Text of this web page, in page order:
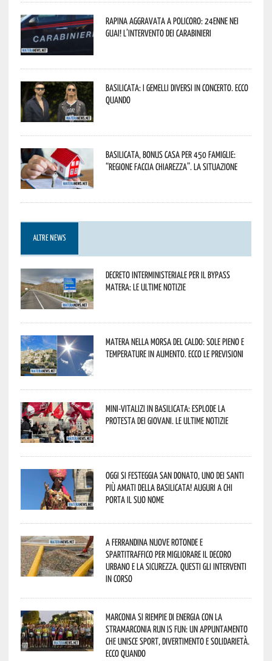
Rapina aggravata a Policoro: 24enne nei
guai! L’intervento dei Carabinieri
Basilicata: i Gemelli DiVersi in concerto. Ecco
quando
Basilicata, Bonus casa per 450 famiglie:
“Regione faccia chiarezza”. La situazione
ALTRE NEWS
Decreto interministeriale per il Bypass
Matera: le ultime notizie
Matera nella morsa del caldo: sole pieno e
temperature in aumento. Ecco le previsioni
Mini-vitalizi in Basilicata: esplode la
protesta dei giovani. Le ultime notizie
Oggi si festeggia San Donato, uno dei Santi
più amati della Basilicata! Auguri a chi
porta il suo nome
A Ferrandina nuove rotonde e
spartitraffico per migliorare il decoro
urbano e la sicurezza. Questi gli interventi
in corso
Marconia si riempie di energia con la
StraMarconia Run is Fun: un appuntamento
che unisce sport, divertimento e solidarietà.
Ecco quando